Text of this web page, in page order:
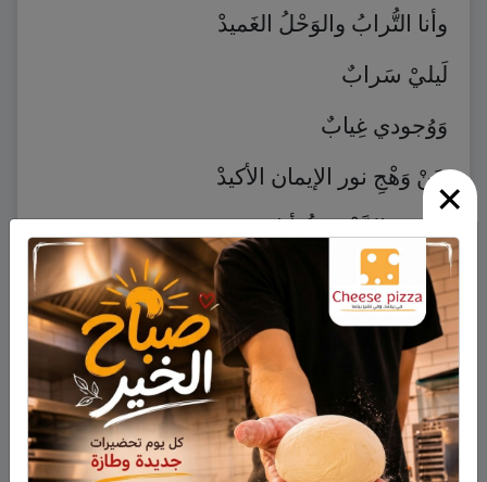
×
وأنا التُّرابُ والوَحْلُ الغَميدْ
لَيليْ سَرابٌ
وَوُجودي غِيابٌ
عَنْ وَهْجِ نور الإيمان الأكيدْ
وعبرة الدَّهْرِ بِتُّ أنا
كُلَّما دَنا النّورُ إلَيْكُم
صارَ مِنّيْ بَعيدْ
********
عَناقيدُ الّلؤلؤِ